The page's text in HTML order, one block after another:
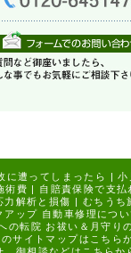
に遭ってしまったら | 小
術費 | 自賠責保険で支払
力解析と損傷 | むちうち
アップ 自動車修理につい
の転院 お祓い＆月守り
サイトマップはこちら
、御相談などはこちらか